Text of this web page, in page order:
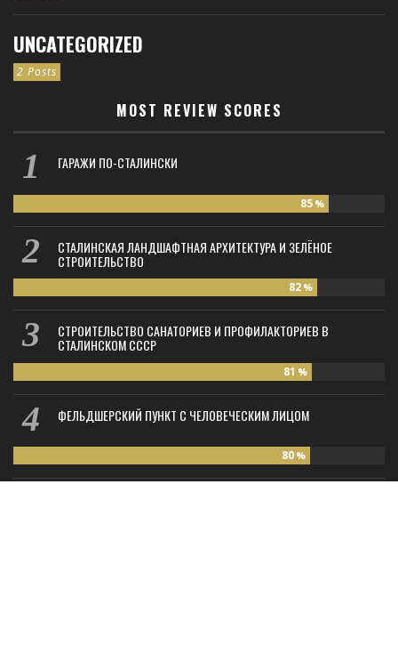
UNCATEGORIZED
2 Posts
MOST REVIEW SCORES
ГАРАЖИ ПО-СТАЛИНСКИ
85 %
СТАЛИНСКАЯ ЛАНДШАФТНАЯ АРХИТЕКТУРА И ЗЕЛЁНОЕ
СТРОИТЕЛЬСТВО
82 %
СТРОИТЕЛЬСТВО САНАТОРИЕВ И ПРОФИЛАКТОРИЕВ В
СТАЛИНСКОМ СССР
81 %
ФЕЛЬДШЕРСКИЙ ПУНКТ С ЧЕЛОВЕЧЕСКИМ ЛИЦОМ
80 %